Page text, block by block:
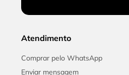
Atendimento
Comprar pelo WhatsApp
Enviar mensagem